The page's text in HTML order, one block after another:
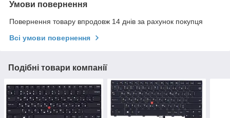
Умови повернення
Повернення товару впродовж 14 днів за рахунок покупця
Всі умови повернення
Подібні товари компанії